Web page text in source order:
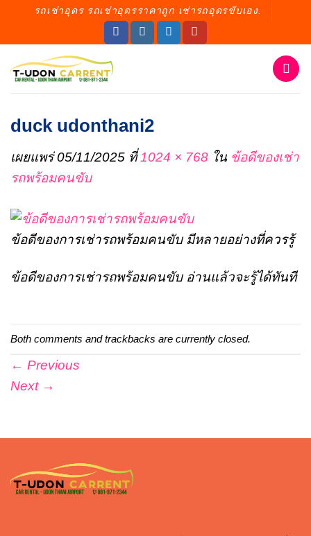
เนื้อหา
รถเช่าอุดร รถเช่าอุดรราคาถูก เช่ารถอุดรขับเอง.
duck udonthani2
เผยแพร่05/11/2025 ที่1024 × 768 ใน ข้อดีของเช่า
รถพร้อมคนขับ
ข้อดีของการเช่ารถพร้อมคนขับ มีหลายอย่างที่ควรรู้
ข้อดีของการเช่ารถพร้อมคนขับ อ่านแล้วจะรู้ได้ทันที
Both comments and trackbacks are currently closed.
← Previous
Next →